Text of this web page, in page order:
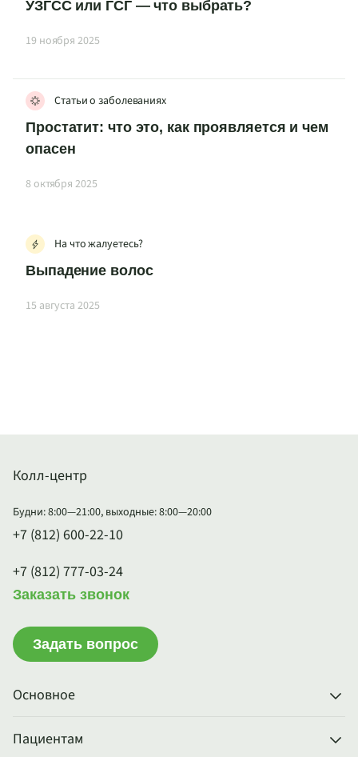
УЗГСС или ГСГ — что выбрать?
19 ноября 2025
Статьи о заболеваниях
Простатит: что это, как проявляется и чем
опасен
8 октября 2025
На что жалуетесь?
Выпадение волос
15 августа 2025
Основное
Пациентам
Колл-центр
Будни: 8:00—21:00, выходные: 8:00—20:00
+7 (812) 600-22-10
+7 (812) 777-03-24
Заказать звонок
Задать вопрос